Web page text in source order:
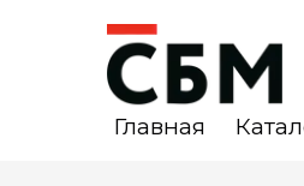
Главная